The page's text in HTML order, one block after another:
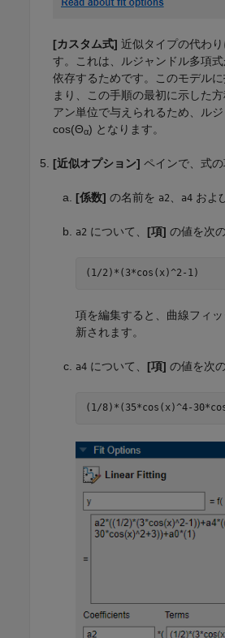
[カスタム式] 近似タイプの代わり
す。これは、ルジャンドル多項
依存するためです。このモデル
まり、この手順の最初に示した方
アン単位で与えられるため、ル
cos(Θα) となります。
[近似オプション] ペインで、式の
[係数] の名前を a2 a4 およ
a2 について、 [項] の値を次
(1/2)*(3*cos(x)^2-1)
項を編集すると、曲線フィ
新されます。
a4 について、 [項] の値を次
(1/8)*(35*cos(x)^4-